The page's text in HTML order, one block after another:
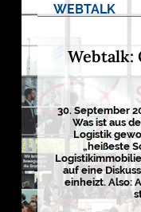

D
e
t
c
h
l
a
n
d
s
L
o
WEBTALK
Webtalk:
30. September
Was ist aus
Logistik
„heißeste
auf eine
einheizt. Also: